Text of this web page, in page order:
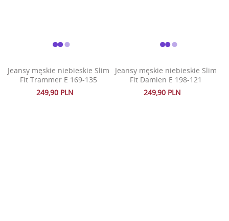
Jeansy męskie niebieskie Slim
Fit Trammer E 169-135
249,90 PLN
Jeansy męskie niebieskie Slim
Fit Damien E 198-121
249,90 PLN